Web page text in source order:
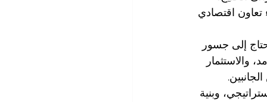
تعاون اقتصادي
إلى جسور
والاستثمار
وبنية